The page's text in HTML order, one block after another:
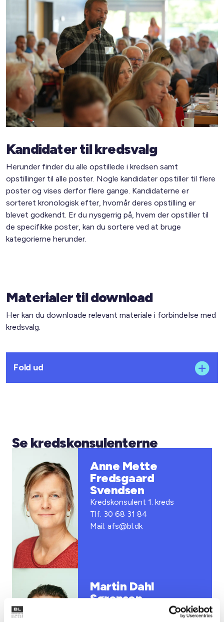
Kandidater til kredsvalg
Herunder finder du alle opstillede i kredsen samt
opstillinger til alle poster. Nogle kandidater opstiller til flere
poster og vises derfor flere gange. Kandidaterne er
sorteret kronologisk efter, hvornår deres opstilling er
blevet godkendt. Er du nysgerrig på, hvem der opstiller til
de specifikke poster, kan du sortere ved at bruge
kategorierne herunder.
Materialer til download
Her kan du downloade relevant materiale i forbindelse med
kredsvalg.
Fold ud
Se kredskonsulenterne
Anne Mette
Fredsgaard
Svendsen
Kredskonsulent 1. kreds
Tlf: 30 68 31 84
Mail: afs@bl.dk
Martin Dahl
Sørensen
Kredskonsulent 2. og 9. kreds